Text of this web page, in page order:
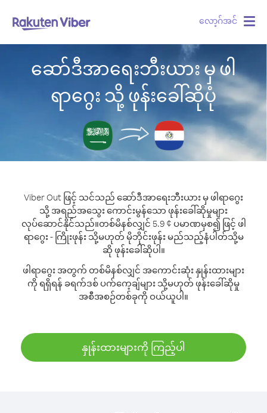
လော့ဂ်အင်
ဆော်ဒီအာရေးဘီးယား မှ ဖါ
ရာဂွေး သို့ ဖုန်းခေါ်ဆိုပုံ
Viber Out ဖြင့် သင်သည် ဆော်ဒီအာရေးဘီးယား မှ ဖါရာဂွေး
သို့ အရည်အသွေး ကောင်းမွန်သော ဖုန်းခေါ်ဆိုမှုများ
လုပ်ဆောင်နိုင်သည်။တစ်မိနစ်လျှင် 5.9 ¢ ပမာဏမှစ၍ ဖြင့် ဖါ
ရာဂွေး - ကြိုးဖုန်း သို့မဟုတ် မိုဘိုင်းဖုန်း မည်သည့်နံပါတ်သို့မ
ဆို ဖုန်းခေါ်ဆိုပါ။
ဖါရာဂွေး အတွက် တစ်မိနစ်လျှင် အကောင်းဆုံး နှုန်းထားများ
ကို ရရှိရန် ခရက်ဒစ် ပက်ကေ့ချ်များ သို့မဟုတ် ဖုန်းခေါ်ဆိုမှု
အစီအစဉ်တစ်ခုကို ဝယ်ယူပါ။
နှုန်းထားများကို ကြည့်ပါ